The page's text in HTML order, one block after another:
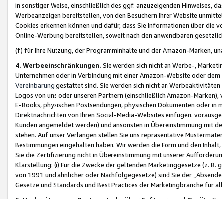
in sonstiger Weise, einschließlich des ggf. anzuzeigenden Hinweises,
Werbeanzeigen bereitstellen, von den Besuchern Ihrer Website
Cookies erkennen können und dafür, dass Sie Informationen über die
Online-Werbung bereitstellen, soweit nach den anwendbaren
(f) für Ihre Nutzung, der Programminhalte und der Amazon-Marken,
4. Werbeeinschränkungen. Sie werden sich nicht an Werbe-,
Unternehmen oder in Verbindung mit einer Amazon-Website oder
Vereinbarung gestattet sind. Sie werden sich nicht an
Logos von uns oder unseren Partnern (einschließlich Amazon-
E-Books, physischen Postsendungen, physischen Dokumenten oder in
Direktnachrichten von Ihren Social-Media-Websites einfügen.
Kunden angemeldet werden) und ansonsten in Übereinstimmung mit
stehen. Auf unser Verlangen stellen Sie uns repräsentative
Bestimmungen eingehalten haben. Wir werden die Form und den
Sie die Zertifizierung nicht in Übereinstimmung mit unserer
Klarstellung: (i) Für die Zwecke der geltenden Marketinggesetze (z. B.
von 1991 und ähnlicher oder Nachfolgegesetze) sind Sie der
Gesetze und Standards und Best Practices der Marketingbranche für